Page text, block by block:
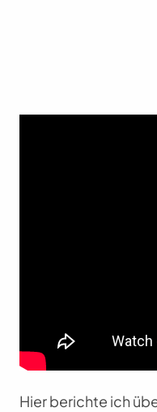
Hier berichte ich